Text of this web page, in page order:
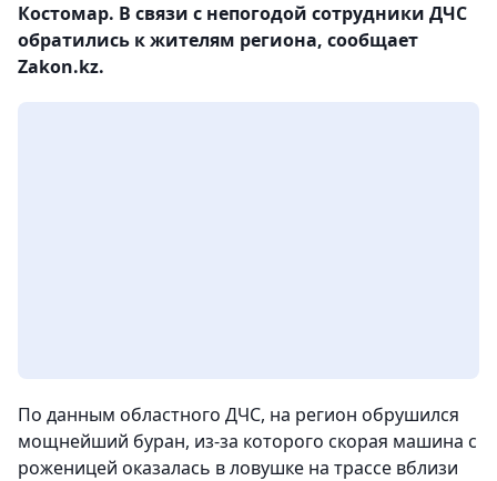
Костомар. В связи с непогодой сотрудники ДЧС
обратились к жителям региона, сообщает
Zakon.kz.
По данным областного ДЧС, на регион обрушился
мощнейший буран, из-за которого скорая машина с
роженицей оказалась в ловушке на трассе вблизи